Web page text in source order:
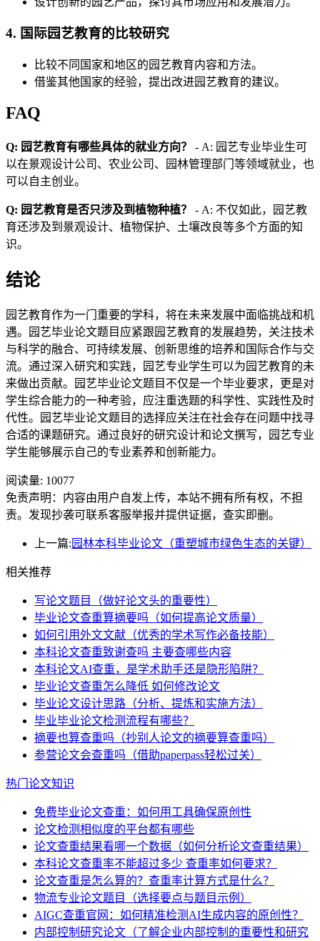
4. 国际园艺教育的比较研究
比较不同国家和地区的园艺教育内容和方法。
借鉴其他国家的经验，提出改进园艺教育的建议。
FAQ
Q: 园艺教育有哪些具体的就业方向？
- A: 园艺专业毕业生可
以在景观设计公司、农业公司、园林管理部门等领域就业，也
可以自主创业。
Q: 园艺教育是否只涉及到植物种植？
- A: 不仅如此，园艺教
育还涉及到景观设计、植物保护、土壤改良等多个方面的知
识。
结论
园艺教育作为一门重要的学科，将在未来发展中面临挑战和机
遇。园艺毕业论文题目应紧跟园艺教育的发展趋势，关注技术
与科学的融合、可持续发展、创新思维的培养和国际合作与交
流。通过深入研究和实践，园艺专业学生可以为园艺教育的未
来做出贡献。园艺毕业论文题目不仅是一个毕业要求，更是对
学生综合能力的一种考验，应注重选题的科学性、实践性及时
代性。园艺毕业论文题目的选择应关注在社会存在问题中找寻
合适的课题研究。通过良好的研究设计和论文撰写，园艺专业
学生能够展示自己的专业素养和创新能力。
阅读量: 10077
免责声明：内容由用户自发上传，本站不拥有所有权，不担
责。发现抄袭可联系客服举报并提供证据，查实即删。
上一篇: 园林本科毕业论文（重塑城市绿色生态的关键）
相关推荐
写论文题目（做好论文头的重要性）
毕业论文查重算摘要吗（如何提高论文质量）
如何引用外文文献（优秀的学术写作必备技能）
本科论文查重致谢查吗 主要查哪些内容
本科论文AI查重，是学术助手还是隐形陷阱？
毕业论文查重怎么降低 如何修改论文
毕业论文设计思路（分析、提炼和实施方法）
毕业毕业论文检测流程有哪些？
摘要也算查重吗（抄别人论文的摘要算查重吗）
参营论文会查重吗（借助paperpass轻松过关）
热门论文知识
免费毕业论文查重：如何用工具确保原创性
论文检测相似度的平台都有哪些
论文查重结果看哪一个数据（如何分析论文查重结果）
本科论文查重率不能超过多少 查重率如何要求？
论文查重是怎么算的？查重率计算方式是什么？
物流专业论文题目（选择要点与题目示例）
AIGC查重官网：如何精准检测AI生成内容的原创性？
内部控制研究论文（了解企业内部控制的重要性和研究